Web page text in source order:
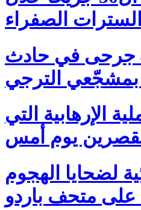
قتيلان و4 جرحى في حادث
بمشجّعي الترجي
الإرهابية التي
يوم أمس
لضحايا الهجوم
على متحف باردو